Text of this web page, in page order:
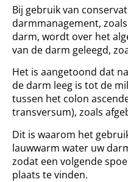
Bij gebruik van
darmmanagement,
darm, wordt over het
van de darm geleegd,
Het is aangetoond dat
de darm leeg is tot de
tussen het colon
transversum), zoals
Dit is waarom het
lauwwarm water uw
zodat een volgende
plaats te vinden.